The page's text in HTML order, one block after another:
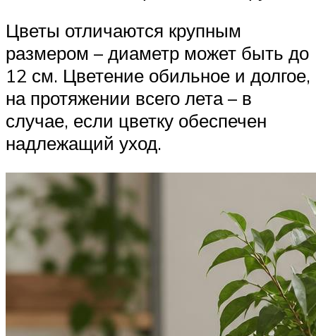
Цветы отличаются крупным
размером – диаметр может быть до
12 см. Цветение обильное и долгое,
на протяжении всего лета – в
случае, если цветку обеспечен
надлежащий уход.